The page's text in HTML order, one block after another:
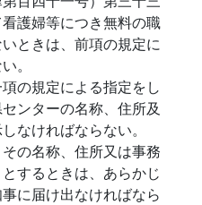
護婦等につき無料の職
ときは、前項の規定に
。
の規定による指定をし
ンターの名称、住所及
なければならない。
の名称、住所又は事務
するときは、あらかじ
に届け出なければなら